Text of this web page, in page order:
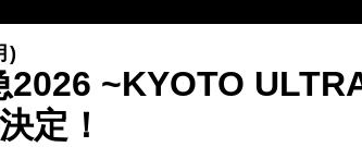
)
2026 ~KYOTO
定！